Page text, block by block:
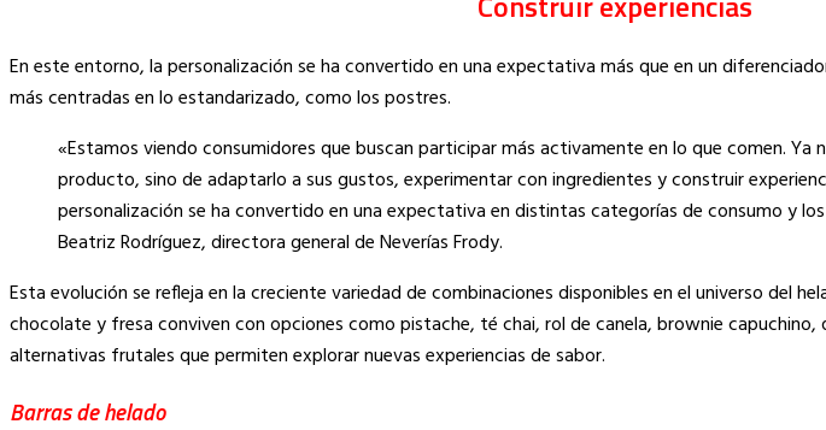
En este entorno, la personalización se ha convertido en una expectativa más que en un
más centradas en lo estandarizado, como los postres.
«Estamos viendo consumidores que buscan participar más activamente en lo que comen. Ya
producto, sino de adaptarlo a sus gustos, experimentar con ingredientes y construir
personalización se ha convertido en una expectativa en distintas categorías de consumo y
Beatriz Rodríguez, directora general de Neverías Frody.
Esta evolución se refleja en la creciente variedad de combinaciones disponibles en el universo del
chocolate y fresa conviven con opciones como pistache, té chai, rol de canela, brownie
alternativas frutales que permiten explorar nuevas experiencias de sabor.
Barras de helado